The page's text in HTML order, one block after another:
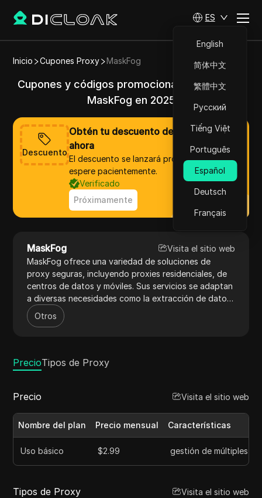
ES
English
简体中文
繁體中文
Русский
Tiếng Việt
Português
Español
Deutsch
Français
Inicio Cupones Proxy MaskFog
Cupones y códigos promocionales válidos de
MaskFog en 2025
Descuento
Obtén tu descuento de MaskFog
ahora
El descuento se lanzará pronto, por favor,
espere pacientemente.
Verificado
Próximamente
MaskFog
Visita el sitio web
MaskFog ofrece una variedad de soluciones de
proxy seguras, incluyendo proxies residenciales, de
centros de datos y móviles. Sus servicios se adaptan
a diversas necesidades como la extracción de datos
web, el monitoreo de SEO y la gestión de redes
sociales. MaskFog prioriza la privacidad del usuario y
actividades en línea.
Otros
PrecioTipos de Proxy
Precio Visita el sitio web
Nombre del plan Precio mensual Características
Uso básico $2.99 gestión de múltiples
Tipos de Proxy Visita el sitio web